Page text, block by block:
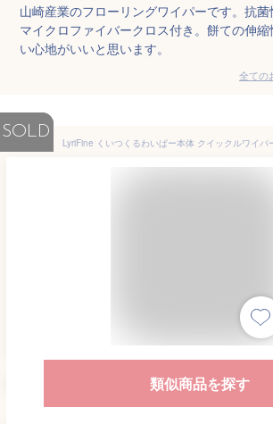
山崎産業のフローリングワイパーです。抗菌
マイクロファイバークロス付き。餅ての伸
い心地がいいと思います。
全ての
SOLD
類似商品を探す